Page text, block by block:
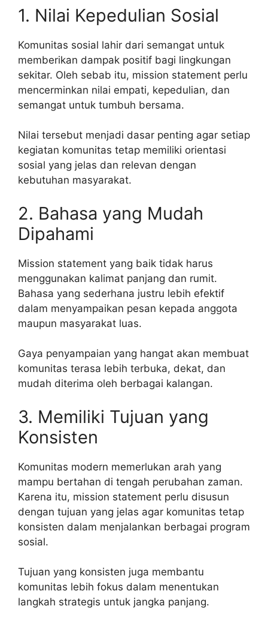
1. Nilai Kepedulian Sosial
Komunitas sosial lahir dari semangat untuk
memberikan dampak positif bagi lingkungan
sekitar. Oleh sebab itu, mission statement perlu
mencerminkan nilai empati, kepedulian, dan
semangat untuk tumbuh bersama.
Nilai tersebut menjadi dasar penting agar setiap
kegiatan komunitas tetap memiliki orientasi
sosial yang jelas dan relevan dengan
kebutuhan masyarakat.
2. Bahasa yang Mudah
Dipahami
Mission statement yang baik tidak harus
menggunakan kalimat panjang dan rumit.
Bahasa yang sederhana justru lebih efektif
dalam menyampaikan pesan kepada anggota
maupun masyarakat luas.
Gaya penyampaian yang hangat akan membuat
komunitas terasa lebih terbuka, dekat, dan
mudah diterima oleh berbagai kalangan.
3. Memiliki Tujuan yang
Konsisten
Komunitas modern memerlukan arah yang
mampu bertahan di tengah perubahan zaman.
Karena itu, mission statement perlu disusun
dengan tujuan yang jelas agar komunitas tetap
konsisten dalam menjalankan berbagai program
sosial.
Tujuan yang konsisten juga membantu
komunitas lebih fokus dalam menentukan
langkah strategis untuk jangka panjang.